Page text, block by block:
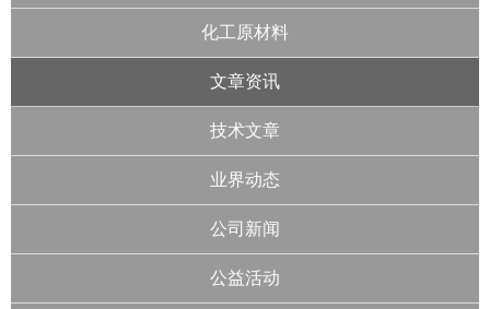
化工原材料
文章资讯
技术文章
业界动态
公司新闻
公益活动